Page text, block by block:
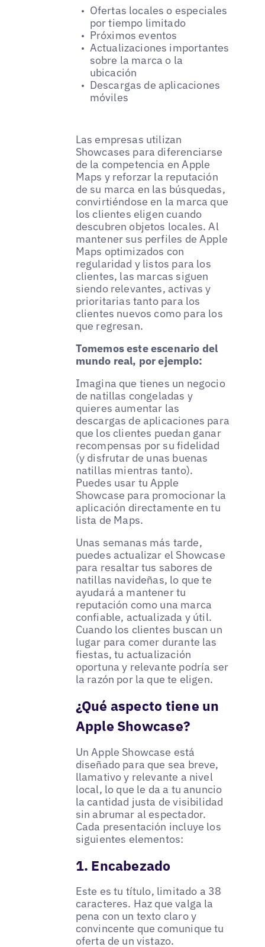
Ofertas locales o especiales
por tiempo limitado
Próximos eventos
Actualizaciones importantes
sobre la marca o la
ubicación
Descargas de aplicaciones
móviles
Las empresas utilizan
Showcases para diferenciarse
de la competencia en Apple
Maps y reforzar la reputación
de su marca en las búsquedas,
convirtiéndose en la marca que
los clientes eligen cuando
descubren objetos locales. Al
mantener sus perfiles de Apple
Maps optimizados con
regularidad y listos para los
clientes, las marcas siguen
siendo relevantes, activas y
prioritarias tanto para los
clientes nuevos como para los
que regresan.
Tomemos este escenario del
mundo real, por ejemplo:
Imagina que tienes un negocio
de natillas congeladas y
quieres aumentar las
descargas de aplicaciones para
que los clientes puedan ganar
recompensas por su fidelidad
(y disfrutar de unas buenas
natillas mientras tanto).
Puedes usar tu Apple
Showcase para promocionar la
aplicación directamente en tu
lista de Maps.
Unas semanas más tarde,
puedes actualizar el Showcase
para resaltar tus sabores de
natillas navideñas, lo que te
ayudará a mantener tu
reputación como una marca
confiable, actualizada y útil.
Cuando los clientes buscan un
lugar para comer durante las
fiestas, tu actualización
oportuna y relevante podría ser
la razón por la que te eligen.
¿Qué aspecto tiene un
Apple Showcase?
Un Apple Showcase está
diseñado para que sea breve,
llamativo y relevante a nivel
local, lo que le da a tu anuncio
la cantidad justa de visibilidad
sin abrumar al espectador.
Cada presentación incluye los
siguientes elementos:
1. Encabezado
Este es tu título, limitado a 38
caracteres. Haz que valga la
pena con un texto claro y
convincente que comunique tu
oferta de un vistazo.